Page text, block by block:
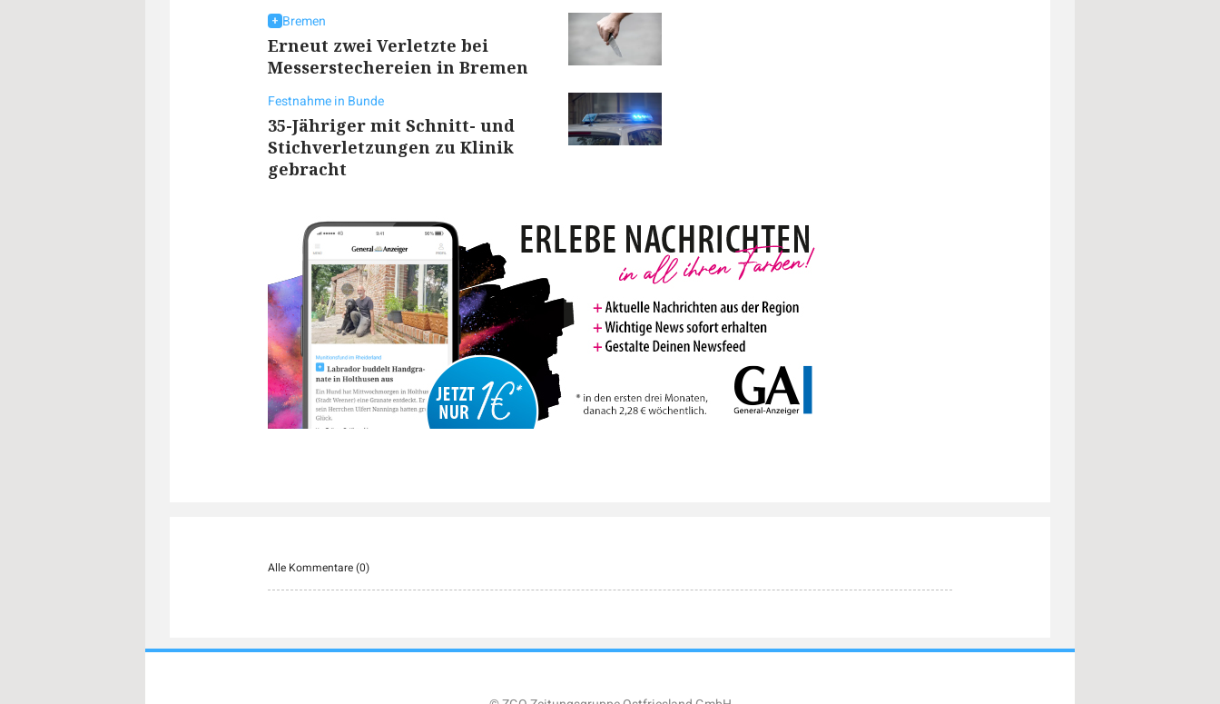
Bremen
Erneut zwei Verletzte bei
Messerstechereien in Bremen
Festnahme in Bunde
35-Jähriger mit Schnitt- und
Stichverletzungen zu Klinik
gebracht
Alle Kommentare (0)